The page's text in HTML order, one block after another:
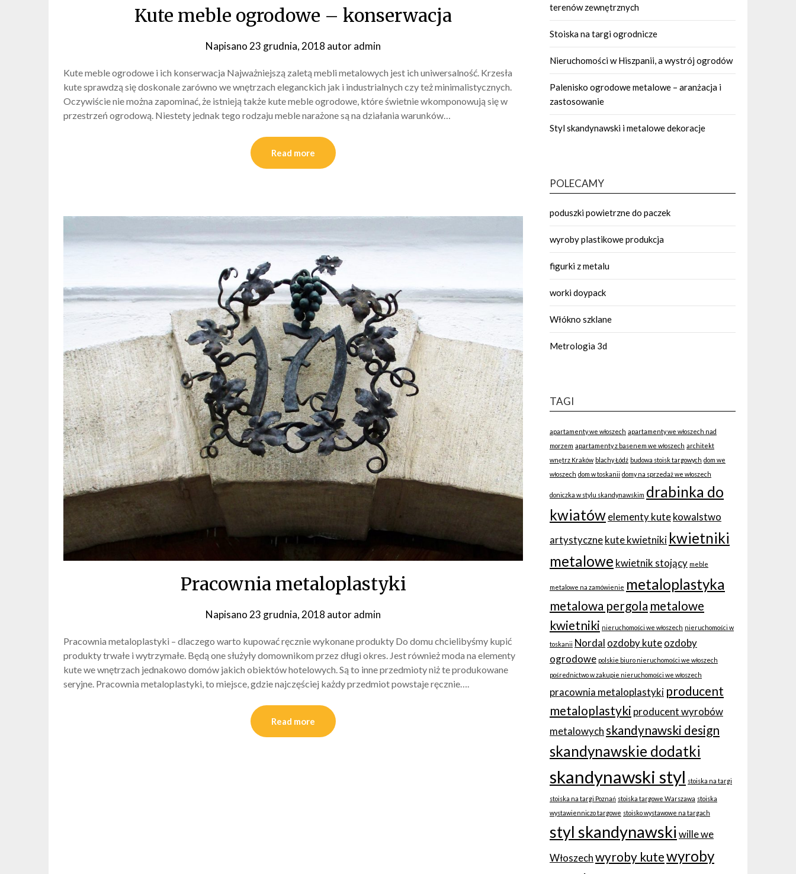
Kute meble ogrodowe – konserwacja
Napisano 23 grudnia, 2018 autoradmin
Kute meble ogrodowe i ich konserwacja Najważniejszą zaletą mebli metalowych jest ich uniwersalność. Krzesła
kute sprawdzą się doskonale zarówno we wnętrzach eleganckich jak i industrialnych czy też minimalistycznych.
Oczywiście nie można zapominać, że istnieją także kute meble ogrodowe, które świetnie wkomponowują się w
przestrzeń ogrodową. Niestety jednak tego rodzaju meble narażone są na działania warunków…
Read more
Pracownia metaloplastyki
Napisano 23 grudnia, 2018 autoradmin
Pracownia metaloplastyki – dlaczego warto kupować ręcznie wykonane produkty Do domu chcielibyśmy kupić
produkty trwałe i wytrzymałe. Będą one służyły domownikom przez długi okres. Jest również moda na elementy
kute we wnętrzach jednakowo domów jakich obiektów hotelowych. Są to inne przedmioty niż te produkowane
seryjne. Pracownia metaloplastyki, to miejsce, gdzie najczęściej każdy przedmiot powstaje ręcznie….
Read more
terenów zewnętrznych
Stoiska na targi ogrodnicze
Nieruchomości w Hiszpanii, a wystrój ogrodów
Palenisko ogrodowe metalowe – aranżacja i
zastosowanie
Styl skandynawski i metalowe dekoracje
POLECAMY
poduszki powietrzne do paczek
wyroby plastikowe produkcja
figurki z metalu
worki doypack
Włókno szklane
Metrologia 3d
TAGI
apartamenty we włoszech apartamenty we włoszech nad
morzem apartamenty z basenem we włoszech architekt
wnętrz Kraków blachy Łódź budowa stoisk targowych dom we
włoszech dom w toskanii domy na sprzedaż we włoszech
doniczka w stylu skandynawskim drabinka do
kwiatówelementy kutekowalstwo
artystycznekute kwietniki kwietniki
metalowe kwietnik stojący meble
metalowe na zamówienie metaloplastyka
metalowa pergola metalowe
kwietniki nieruchomości we włoszech nieruchomości w
toskanii Nordal ozdoby kuteozdoby
ogrodowe polskie biuro nieruchomości we włoszech
pośrednictwo w zakupie nieruchomości we włoszech
pracownia metaloplastyki producent
metaloplastyki producent wyrobów
metalowychskandynawski design
skandynawskie dodatki
skandynawski styl stoiska na targi
stoiska na targi Poznań stoiska targowe Warszawa stoiska
wystawienniczo targowe stoisko wystawowe na targach
styl skandynawski wille we
Włoszechwyroby kutewyroby